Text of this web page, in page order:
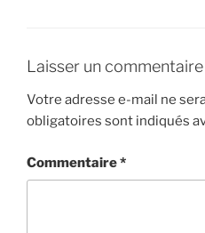
Laisser un commentaire
Votre adresse e-mail ne
obligatoires sont indiqués
Commentaire*